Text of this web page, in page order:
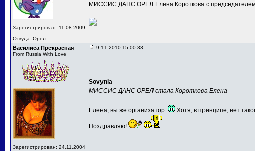
Зарегистрирован: 11.08.2009
Откуда: Орел
МИССИС ДАНС ОРЕЛ Елена Короткова с
Василиса Прекрасная
From Russia With Love
Зарегистрирован: 24.11.2004
9.11.2010 15:00:33
Sovynia
МИССИС ДАНС ОРЕЛ стала Короткова Елена
Елена, вы же организатор. Хотя, в принципе, нет
Поздравляю!